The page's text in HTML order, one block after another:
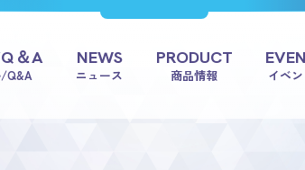
＆A
Q&A
NEWS
ニュース
PRODUCT
商品情報 イベン